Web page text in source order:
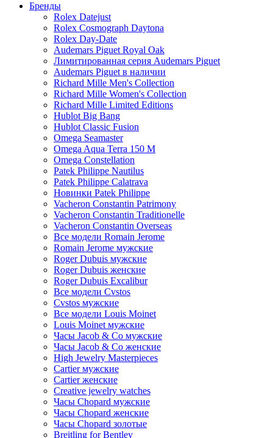
Бренды
Rolex Datejust
Rolex Cosmograph Daytona
Rolex Day-Date
Audemars Piguet Royal Oak
Лимитированная серия Audemars Piguet
Audemars Piguet в наличии
Richard Mille Men's Collection
Richard Mille Women's Collection
Richard Mille Limited Editions
Hublot Big Bang
Hublot Classic Fusion
Omega Seamaster
Omega Aqua Terra 150 M
Omega Constellation
Patek Philippe Nautilus
Patek Philippe Calatrava
Новинки Patek Philippe
Vacheron Constantin Patrimony
Vacheron Constantin Traditionelle
Vacheron Constantin Overseas
Все модели Romain Jerome
Romain Jerome мужские
Roger Dubuis мужские
Roger Dubuis женские
Roger Dubuis Excalibur
Все модели Cvstos
Cvstos мужские
Все модели Louis Moinet
Louis Moinet мужские
Часы Jacob & Co мужские
Часы Jacob & Co женские
High Jewelry Masterpieces
Cartier мужские
Cartier женские
Creative jewelry watches
Часы Chopard мужские
Часы Сhopard женские
Часы Сhopard золотые
Breitling for Bentley